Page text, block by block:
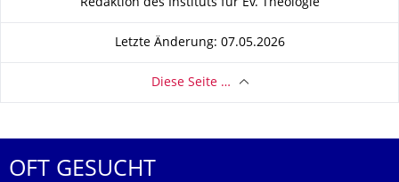
Redaktion des Instituts für Ev. Theologie
Letzte Änderung: 07.05.2026
Diese Seite …
OFT GESUCHT